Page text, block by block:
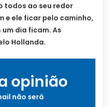
todos ao seu redor
e ele ficar pelo caminho,
dia ficam. As
Hollanda.
opinião
não será